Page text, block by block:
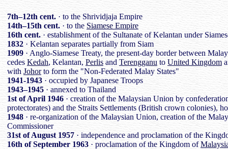
7th–12th cent. · to the Shrividjaja Empire
14th–15th cent. · to the Siamese Empire
16th cent. · establishment of the Sultanate of Kelantan under
1832 · Kelantan separates partially from Siam
1909 · Anglo-Siamese Treaty, the present-day border between
cedes Kedah, Kelantan, Perlis and Terengganu to United Kingdom
with Johorto form the "Non-Federated Malay States"
1941-1943 · occupied by Japanese Troops
1943–1945 · annexed to Thailand
1st of April 1946 · creation of the Malaysian Union by
protectorates) and the Straits Settlements (British crown colonies),
1948 · re-organization of the Malaysian Union, creation of the
Commissioner
31st of August 1957 · independence and proclamation of the
16th of September 1963 · proclamation of the Kingdom of